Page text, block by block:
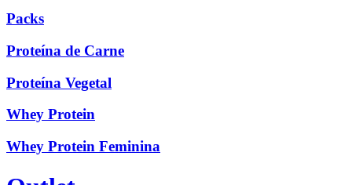
Packs
Proteína de Carne
Proteína Vegetal
Whey Protein
Whey Protein Feminina